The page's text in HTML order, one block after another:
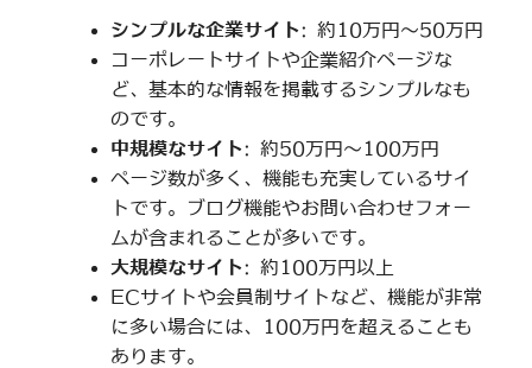
シンプルな企業サイト: 約10万円～50万円
コーポレートサイトや企業紹介ページな
ど、基本的な情報を掲載するシンプルなも
のです。
中規模なサイト: 約50万円～100万円
ページ数が多く、機能も充実しているサイ
トです。ブログ機能やお問い合わせフォー
ムが含まれることが多いです。
大規模なサイト: 約100万円以上
ECサイトや会員制サイトなど、機能が非常
に多い場合には、100万円を超えることも
あります。